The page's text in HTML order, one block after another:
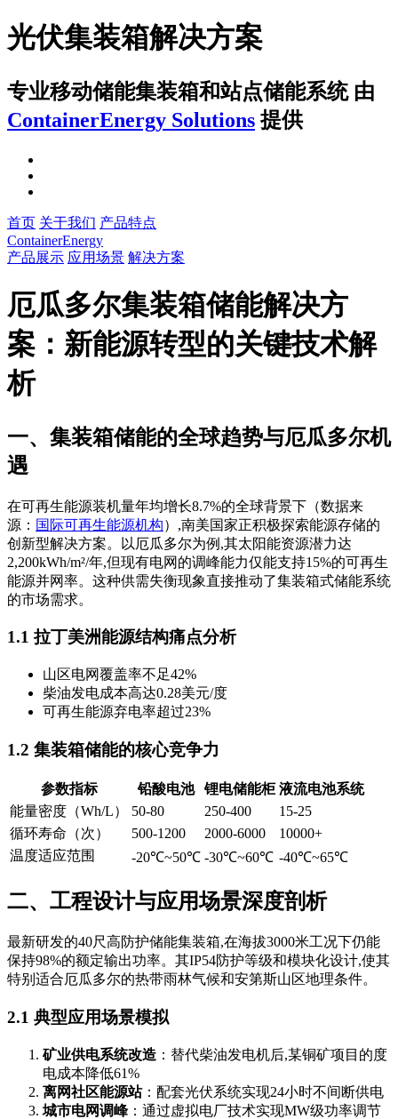
光伏集装箱解决方案
专业移动储能集装箱和站点储能系统 由
ContainerEnergy Solutions 提供
首页 关于我们 产品特点
ContainerEnergy
产品展示 应用场景 解决方案
厄瓜多尔集装箱储能解决方
案：新能源转型的关键技术解
析
一、集装箱储能的全球趋势与厄瓜多尔机
遇
在可再生能源装机量年均增长8.7%的全球背景下（数据来
源： 国际可再生能源机构）,南美国家正积极探索能源存储的
创新型解决方案。以厄瓜多尔为例,其太阳能资源潜力达
2,200kWh/m²/年,但现有电网的调峰能力仅能支持15%的可再生
能源并网率。这种供需失衡现象直接推动了集装箱式储能系统
的市场需求。
1.1 拉丁美洲能源结构痛点分析
山区电网覆盖率不足42%
柴油发电成本高达0.28美元/度
可再生能源弃电率超过23%
1.2 集装箱储能的核心竞争力
参数指标 铅酸电池 锂电储能柜 液流电池系统
能量密度（Wh/L）
50-80 250-400
15-25
循环寿命（次）
500-1200 2000-6000
10000+
温度适应范围
-20℃~50℃ -30℃~60℃ -40℃~65℃
二、工程设计与应用场景深度剖析
最新研发的40尺高防护储能集装箱,在海拔3000米工况下仍能
保持98%的额定输出功率。其IP54防护等级和模块化设计,使其
特别适合厄瓜多尔的热带雨林气候和安第斯山区地理条件。
2.1 典型应用场景模拟
矿业供电系统改造 ：替代柴油发电机后,某铜矿项目的度
电成本降低61%
离网社区能源站：配套光伏系统实现24小时不间断供电
城市电网调峰：通过虚拟电厂技术实现MW级功率调节